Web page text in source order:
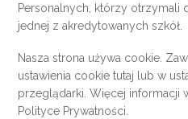
Personalnych, którzy otrzymali
jednej z akredytowanych szkół.
Nasza strona używa cookie.
ustawienia cookietutaj lub w
przeglądarki. Więcej informacji
Polityce Prywatności